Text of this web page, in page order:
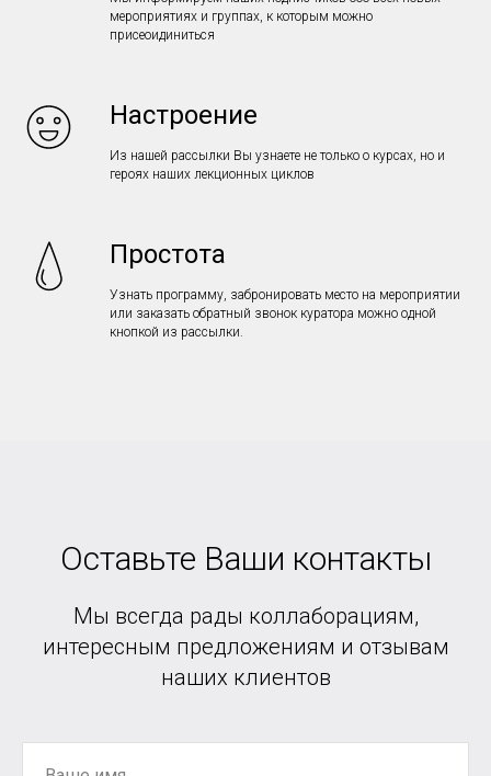
мероприятиях и группах, к которым можно
присеоидиниться
Настроение
Из нашей рассылки Вы узнаете не только о курсах, но и
героях наших лекционных циклов
Простота
Узнать программу, забронировать место на мероприятии
или заказать обратный звонок куратора можно одной
кнопкой из рассылки.
Оставьте Ваши контакты
Мы всегда рады коллаборациям,
интересным предложениям и отзывам
наших клиентов